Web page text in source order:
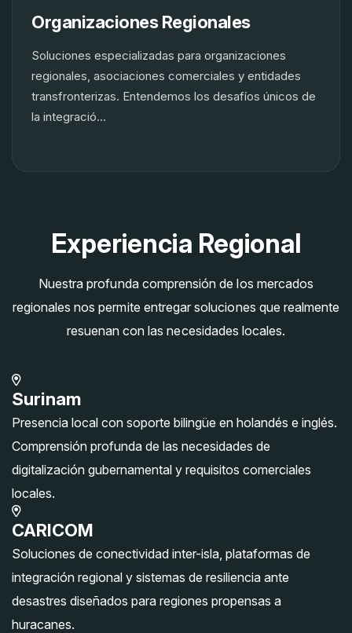
Organizaciones Regionales
Soluciones especializadas para organizaciones
regionales, asociaciones comerciales y entidades
transfronterizas. Entendemos los desafíos únicos de
la integració...
Experiencia Regional
Nuestra profunda comprensión de los mercados
regionales nos permite entregar soluciones que realmente
resuenan con las necesidades locales.
Surinam
Presencia local con soporte bilingüe en holandés e inglés.
Comprensión profunda de las necesidades de
digitalización gubernamental y requisitos comerciales
locales.
CARICOM
Soluciones de conectividad inter-isla, plataformas de
integración regional y sistemas de resiliencia ante
desastres diseñados para regiones propensas a
huracanes.